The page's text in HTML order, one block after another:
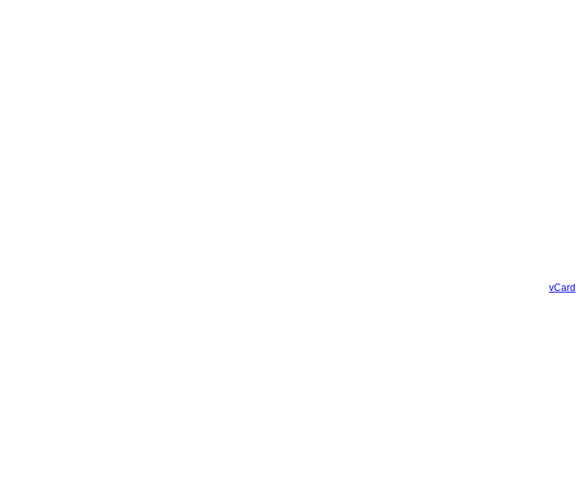
vCard